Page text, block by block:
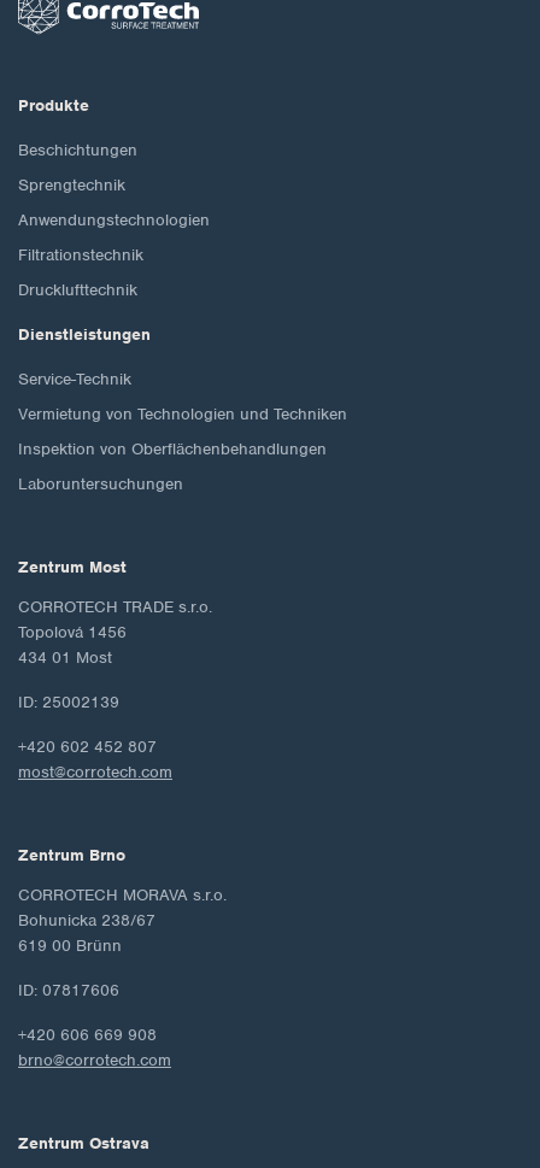
Produkte
Beschichtungen
Sprengtechnik
Anwendungstechnologien
Filtrationstechnik
Drucklufttechnik
Dienstleistungen
Service-Technik
Vermietung von Technologien und Techniken
Inspektion von Oberflächenbehandlungen
Laboruntersuchungen
Zentrum Most
CORROTECH TRADE s.r.o.
Topolová 1456
434 01 Most
ID: 25002139
+420 602 452 807
most@corrotech.com
Zentrum Brno
CORROTECH MORAVA s.r.o.
Bohunicka 238/67
619 00 Brünn
ID: 07817606
+420 606 669 908
brno@corrotech.com
Zentrum Ostrava